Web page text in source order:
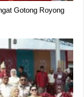
Gotong Royong